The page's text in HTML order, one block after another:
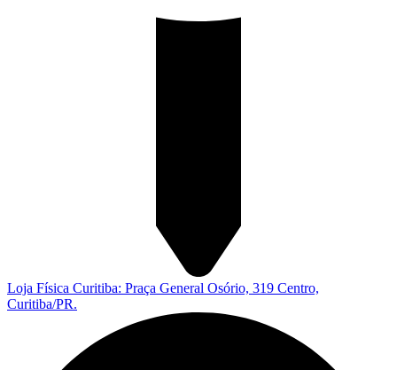
Loja Física Curitiba: Praça General Osório, 319 Centro,
Curitiba/PR.